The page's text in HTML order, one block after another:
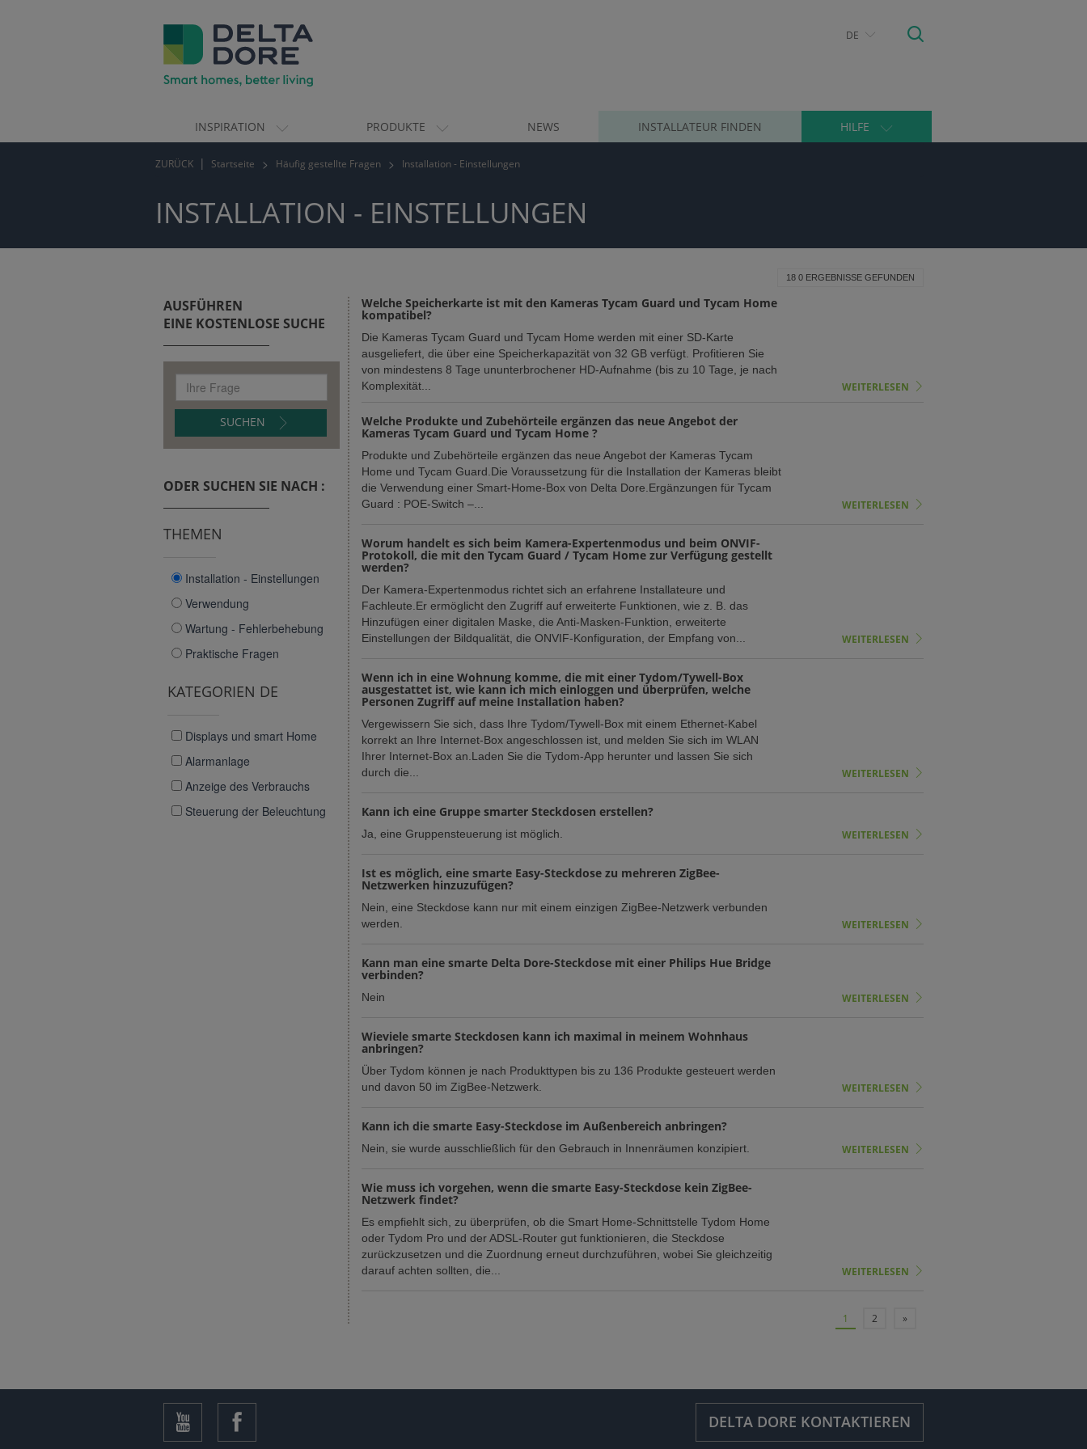
DE
INSPIRATION PRODUKTE NEWS INSTALLATEUR FINDEN HILFE
ZURÜCK Startseite Häufig gestellte Fragen Installation - Einstellungen
INSTALLATION - EINSTELLUNGEN
AUSFÜHREN
EINE KOSTENLOSE SUCHE
SUCHEN
ODER SUCHEN SIE NACH :
THEMEN
Installation - Einstellungen
Verwendung
Wartung - Fehlerbehebung
Praktische Fragen
KATEGORIEN DE
Displays und smart Home
Alarmanlage
Anzeige des Verbrauchs
Steuerung der Beleuchtung
18 0 ERGEBNISSE GEFUNDEN
Welche Speicherkarte ist mit den Kameras Tycam Guard und Tycam Home
kompatibel?
Die Kameras Tycam Guard und Tycam Home werden mit einer SD-Karte
ausgeliefert, die über eine Speicherkapazität von 32 GB verfügt. Profitieren Sie
von mindestens 8 Tage ununterbrochener HD-Aufnahme (bis zu 10 Tage, je nach
Komplexität...
WEITERLESEN
Welche Produkte und Zubehörteile ergänzen das neue Angebot der
Kameras Tycam Guard und Tycam Home ?
Produkte und Zubehörteile ergänzen das neue Angebot der Kameras Tycam
Home und Tycam Guard.Die Voraussetzung für die Installation der Kameras bleibt
die Verwendung einer Smart-Home-Box von Delta Dore.Ergänzungen für Tycam
Guard : POE-Switch –...
WEITERLESEN
Worum handelt es sich beim Kamera-Expertenmodus und beim ONVIF-
Protokoll, die mit den Tycam Guard / Tycam Home zur Verfügung gestellt
werden?
Der Kamera-Expertenmodus richtet sich an erfahrene Installateure und
Fachleute.Er ermöglicht den Zugriff auf erweiterte Funktionen, wie z. B. das
Hinzufügen einer digitalen Maske, die Anti-Masken-Funktion, erweiterte
Einstellungen der Bildqualität, die ONVIF-Konfiguration, der Empfang von...
WEITERLESEN
Wenn ich in eine Wohnung komme, die mit einer Tydom/Tywell-Box
ausgestattet ist, wie kann ich mich einloggen und überprüfen, welche
Personen Zugriff auf meine Installation haben?
Vergewissern Sie sich, dass Ihre Tydom/Tywell-Box mit einem Ethernet-Kabel
korrekt an Ihre Internet-Box angeschlossen ist, und melden Sie sich im WLAN
Ihrer Internet-Box an.Laden Sie die Tydom-App herunter und lassen Sie sich
durch die...
WEITERLESEN
Kann ich eine Gruppe smarter Steckdosen erstellen?
Ja, eine Gruppensteuerung ist möglich. WEITERLESEN
Ist es möglich, eine smarte Easy-Steckdose zu mehreren ZigBee-
Netzwerken hinzuzufügen?
Nein, eine Steckdose kann nur mit einem einzigen ZigBee-Netzwerk verbunden
werden.
WEITERLESEN
Kann man eine smarte Delta Dore-Steckdose mit einer Philips Hue Bridge
verbinden?
Nein WEITERLESEN
Wieviele smarte Steckdosen kann ich maximal in meinem Wohnhaus
anbringen?
Über Tydom können je nach Produkttypen bis zu 136 Produkte gesteuert werden
und davon 50 im ZigBee-Netzwerk.
WEITERLESEN
Kann ich die smarte Easy-Steckdose im Außenbereich anbringen?
Nein, sie wurde ausschließlich für den Gebrauch in Innenräumen konzipiert. WEITERLESEN
Wie muss ich vorgehen, wenn die smarte Easy-Steckdose kein ZigBee-
Netzwerk findet?
Es empfiehlt sich, zu überprüfen, ob die Smart Home-Schnittstelle Tydom Home
oder Tydom Pro und der ADSL-Router gut funktionieren, die Steckdose
zurückzusetzen und die Zuordnung erneut durchzuführen, wobei Sie gleichzeitig
darauf achten sollten, die...
WEITERLESEN
1 2 »
DELTA DORE KONTAKTIEREN